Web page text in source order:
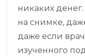
никаких
на снимке,
даже если
изученного